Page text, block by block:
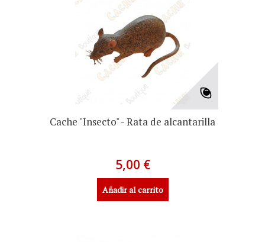
Cache "Insecto" - Rata de alcantarilla
5,00 €
Añadir al carrito